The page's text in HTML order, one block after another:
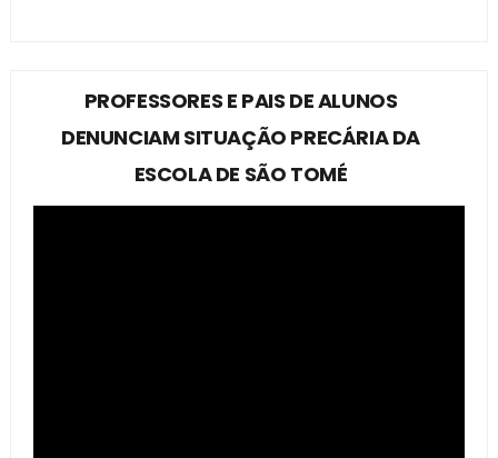
PROFESSORES E PAIS DE ALUNOS
DENUNCIAM SITUAÇÃO PRECÁRIA DA
ESCOLA DE SÃO TOMÉ